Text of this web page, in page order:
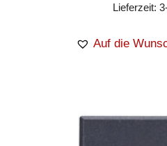
Lieferzeit:
Auf die